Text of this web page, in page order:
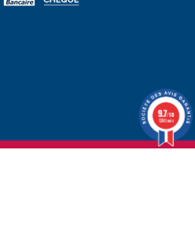
9.7/10
1280 avis